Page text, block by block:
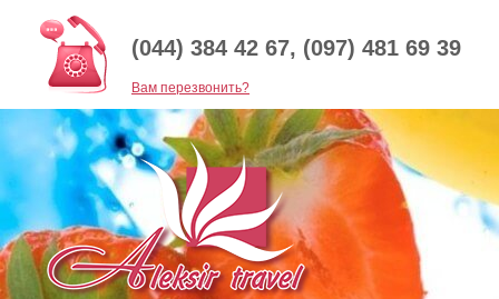
(044) 384 42 67, (097) 481 69 39
Baм перезвонить?